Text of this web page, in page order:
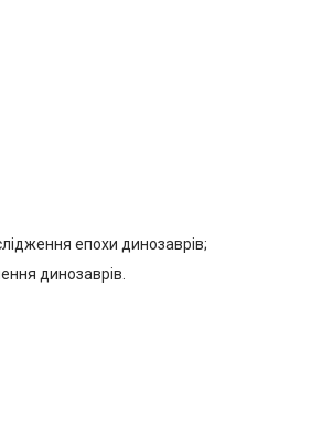
епохи динозаврів;
динозаврів.